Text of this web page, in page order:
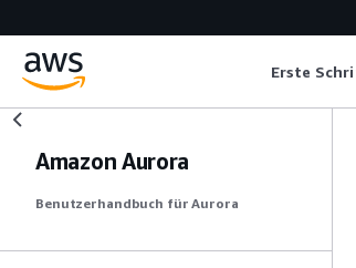
Erste
Amazon Aurora
Benutzerhandbuch für Aurora